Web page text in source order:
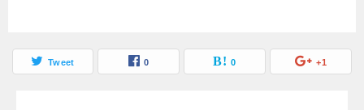
Tweet 0 0 +1